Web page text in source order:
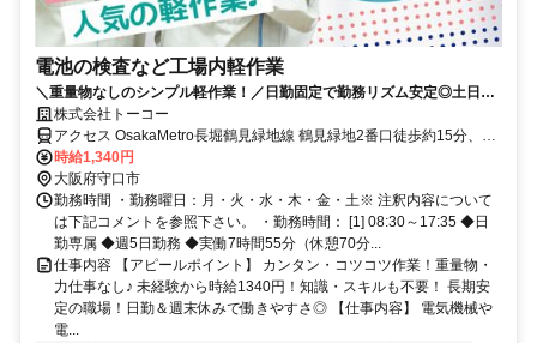
電池の検査など工場内軽作業
＼重量物なしのシンプル軽作業！／日勤固定で勤務リズム安定◎土日祝
休み＋大型連休ありで休みも充実☆
株式会社トーコー
アクセス OsakaMetro長堀鶴見緑地線 鶴見緑地2番口徒歩約15分、
OsakaMetro今里筋線 清水（大阪府）1番口徒歩約25分、大阪モノレ
ール 門真市徒歩約30分 門真市や寝屋川市、枚方市、大阪市旭区・城
東区・鶴見区などから通うスタッフもいます！
時給1,340円
大阪府守口市
勤務時間 ・勤務曜日：月・火・水・木・金・土※ 注釈内容について
は下記コメントを参照下さい。 ・勤務時間： [1] 08:30～17:35 ◆日
勤専属 ◆週5日勤務 ◆実働7時間55分（休憩70分...
仕事内容 【アピールポイント】 カンタン・コツコツ作業！重量物・
力仕事なし♪ 未経験から時給1340円！知識・スキルも不要！ 長期安
定の職場！日勤＆週末休みで働きやすさ◎ 【仕事内容】 電気機械や
電...